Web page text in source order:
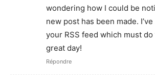
wondering how I could be
new post has been made.
your RSS feed which must
great day!
Répondre